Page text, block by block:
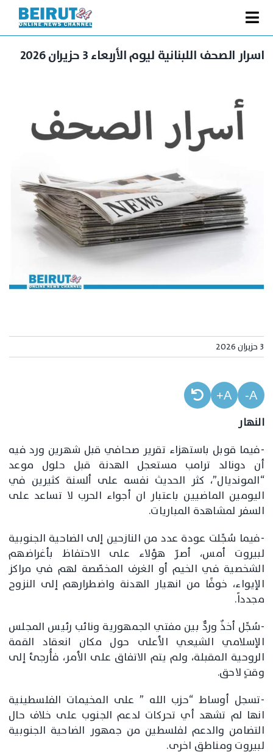
content
Toggle
Navigation
الصفحة الرئيسية
اقتصاد
Podcast
من نحن
اسرار الصحف اللبنانية ليوم الأربعاء 3 حزيران 2026
3 حزيران 2026
A-
A+
النهار
-فيما قوبل باستهزاء تقرير صحافي قبل شهرين ورد فيه
أن دونالد ترامب مستعجل الهدنة قبل حلول موعد
“المونديال”، كثر الحديث نفسه على ألسنة كثيرين في
اليومين الماضيين باعتبار ان أجواء الحرب لا تساعد على
السفر لمشاهدة المباريات.
-فيما سُجِّلت عودة عدد من النازحين إلى الضاحية الجنوبية
لبيروت أمس، أصرّ هؤلاء على الاحتفاظ بأغراضهم
الشخصية في الخيم أو الغرف المخصّصة لهم في مراكز
الإيواء، خوفًا من انهيار الهدنة واضطرارهم إلى النزوح
مجدداً.
-سُجِّل أخذٌ وردٌّ بين مفتي الجمهورية ونائب رئيس المجلس
الإسلامي الشيعي الأعلى حول مكان انعقاد القمة
الروحية المقبلة، ولم يتم الاتفاق على الأمر، فأُرجئ إلى
وقتٍ لاحق.
-تسجل أوساط “حزب الله ” على المخيمات الفلسطينية
انها لم تشهد أي تحركات لدعم الجنوب على خلاف حال
التضامن والدعم لفلسطين من جمهور الضاحية الجنوبية
لبيروت ومناطق اخرى.